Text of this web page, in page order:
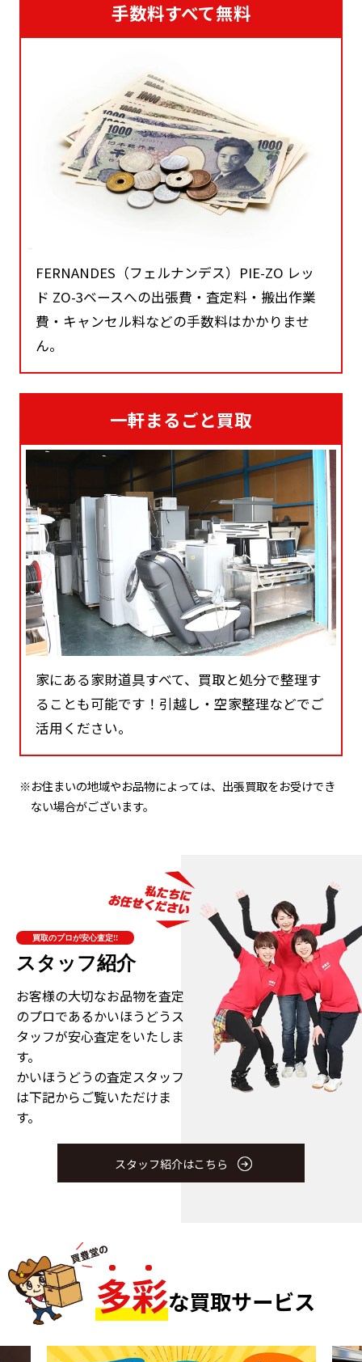
手数料すべて無料
FERNANDES（フェルナンデス）PIE-ZO レッ
ド ZO-3ベースへの出張費・査定料・搬出作業
費・キャンセル料などの手数料はかかりませ
ん。
一軒まるごと買取
家にある家財道具すべて、買取と処分で整理す
ることも可能です！引越し・空家整理などでご
活用ください。
※お住まいの地域やお品物によっては、出張買取をお受けでき
ない場合がございます。
買取のプロが安心査定!!
スタッフ紹介
お客様の大切なお品物を査定
のプロであるかいほうどうス
タッフが安心査定をいたしま
す。
かいほうどうの査定スタッフ
は下記からご覧いただけま
す。
スタッフ紹介はこちら
多彩な買取サービス